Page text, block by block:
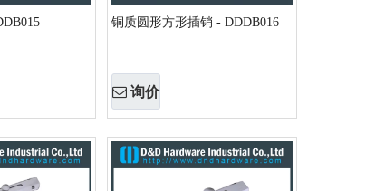
铜质圆形方形插销 - DDDB016
询价